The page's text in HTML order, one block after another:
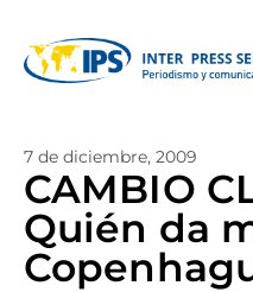
7 de diciembre, 2009
CAMBIO
Quién da